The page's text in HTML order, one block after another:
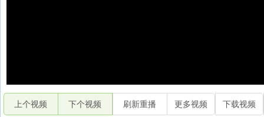
上个视频 下个视频 刷新重播 更多视频 下载视频